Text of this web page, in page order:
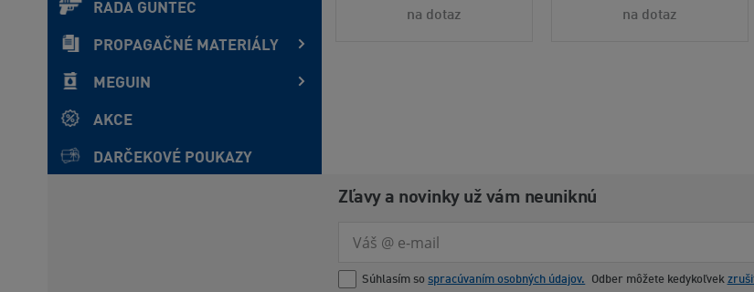
RADA GUNTEC
PROPAGAČNÉ MATERIÁLY
MEGUIN
AKCE
DARČEKOVÉ POUKAZY
na dotaz na dotaz
Zľavy a novinky už vám neuniknú
Súhlasím so spracúvaním osobných údajov. Odber môžete kedykoľvek